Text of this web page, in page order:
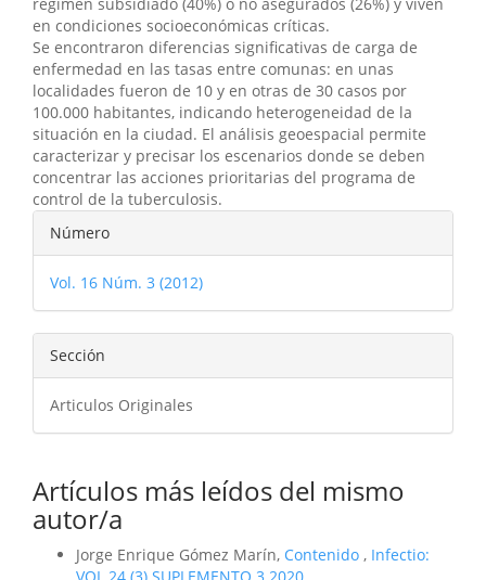
en condiciones socioeconómicas críticas.
Se encontraron diferencias significativas de carga de
enfermedad en las tasas entre comunas: en unas
localidades fueron de 10 y en otras de 30 casos por
100.000 habitantes, indicando heterogeneidad de la
situación en la ciudad. El análisis geoespacial permite
caracterizar y precisar los escenarios donde se deben
concentrar las acciones prioritarias del programa de
control de la tuberculosis.
Detalles
del
artículo
Número
Vol. 16 Núm. 3 (2012)
Sección
Articulos Originales
Artículos más leídos del mismo
autor/a
Jorge Enrique Gómez Marín, Contenido , Infectio:
VOL 24 (3) SUPLEMENTO 3 2020